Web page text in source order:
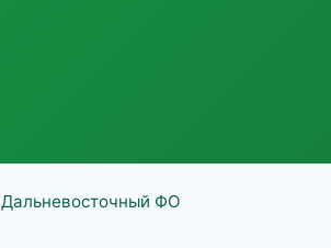
Дальневосточный ФО